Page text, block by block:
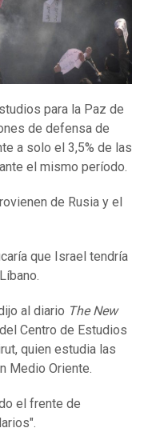
para la Paz de
de defensa de
a solo el 3,5% de las
el mismo período.
de Rusia y el
que Israel tendría
al diario TheNew
Centro de Estudios
quien estudia las
Medio Oriente.
el frente de